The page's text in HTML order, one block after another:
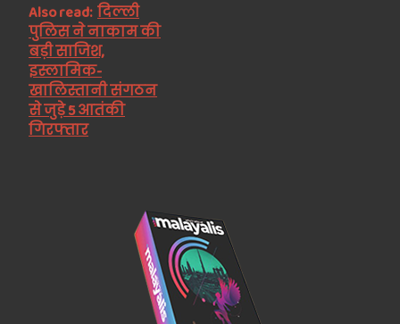
Also read: दिल्ली
पुलिस ने नाकाम की
बड़ी साजिश,
इस्लामिक-
खालिस्तानी संगठन
से जुड़े 5 आतंकी
गिरफ्तार